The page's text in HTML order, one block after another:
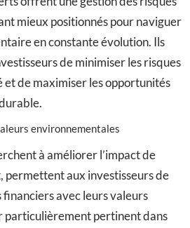
mieux positionnés pour naviguer
en constante évolution. Ils
de minimiser les risques
et de maximiser les opportunités
environnementales
à améliorer l’impact de
permettent aux investisseurs de
avec leurs valeurs
particulièrement pertinent dans